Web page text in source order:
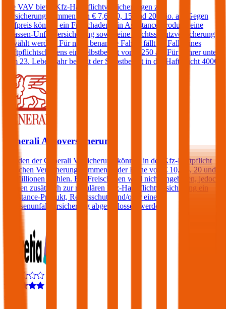
Die VAV bietet Kfz-Haftpflichtversicherungen zu
Versicherungssummen von € 7,6, 10, 15 und 20 Mio. an. Gegen
Aufpreis können ein Freischaden, ein Assistance-Produkt, eine
Insassen-Unfallversicherung sowie eine Rechtsschutzversicherung
gewählt werden. Für nicht benannte Fahrer fällt im Falle eines
Haftpflichtschadens ein Selbstbehalt von € 250 an. Für Fahrer unter
dem 23. Lebensjahr beträgt der Selbstbehalt in der Haftpflicht 400€.
Generali Autoversicherung
Kunden der Generali Versicherung können in der Kfz-Haftpflicht
zwischen Versicherungssummen in der Höhe von € 10, 15, 20 und
25 Millionen wählen. Ein Freischaden wird nicht angeboten, jedoch
können zusätzlich zur regulären Kfz-Haftpflichtversicherung ein
Assistance-Produkt, Rechtsschutz und/oder eine
Insassenunfallversicherung abgeschlossen werden.
4,4